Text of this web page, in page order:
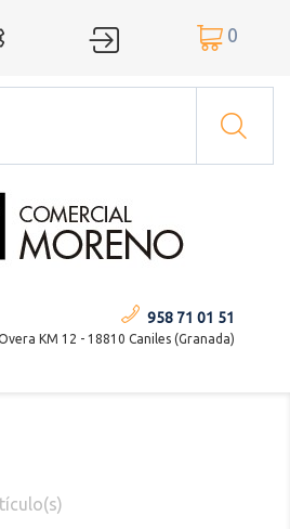
  0
958 71 01 51
KM 12 - 18810 Caniles (Granada)